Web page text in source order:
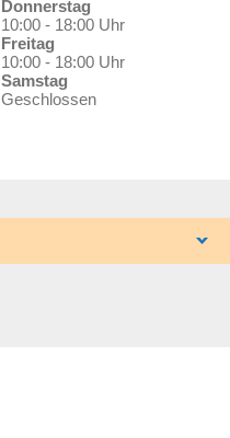
Donnerstag
10:00 - 18:00 Uhr
Freitag
10:00 - 18:00 Uhr
Samstag
Geschlossen